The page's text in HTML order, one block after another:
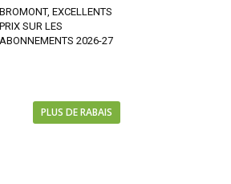
BROMONT, EXCELLENTS
PRIX SUR LES
ABONNEMENTS 2026-27
PLUS DE RABAIS